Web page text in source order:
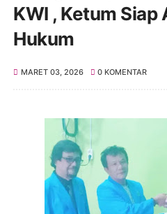
KWI , Ketum Siap
Hukum
MARET 03, 2026 0 KOMENTAR